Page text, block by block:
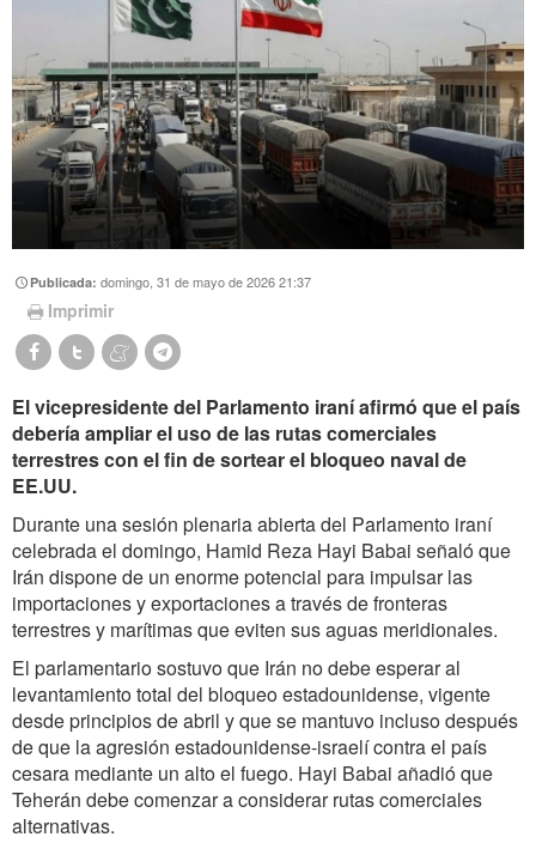
Publicada:domingo, 31 de mayo de 2026 21:37
Imprimir
El vicepresidente del Parlamento iraní afirmó que el país
debería ampliar el uso de las rutas comerciales
terrestres con el fin de sortear el bloqueo naval de
EE.UU.
Durante una sesión plenaria abierta del Parlamento iraní
celebrada el domingo, Hamid Reza Hayi Babai señaló que
Irán dispone de un enorme potencial para impulsar las
importaciones y exportaciones a través de fronteras
terrestres y marítimas que eviten sus aguas meridionales.
El parlamentario sostuvo que Irán no debe esperar al
levantamiento total del bloqueo estadounidense, vigente
desde principios de abril y que se mantuvo incluso después
de que la agresión estadounidense-israelí contra el país
cesara mediante un alto el fuego. Hayi Babai añadió que
Teherán debe comenzar a considerar rutas comerciales
alternativas.